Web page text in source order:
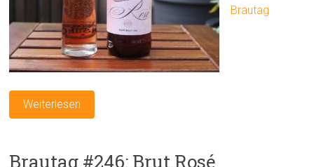
Brautag
Weiterlesen
Brautag #246: Brut Rosé